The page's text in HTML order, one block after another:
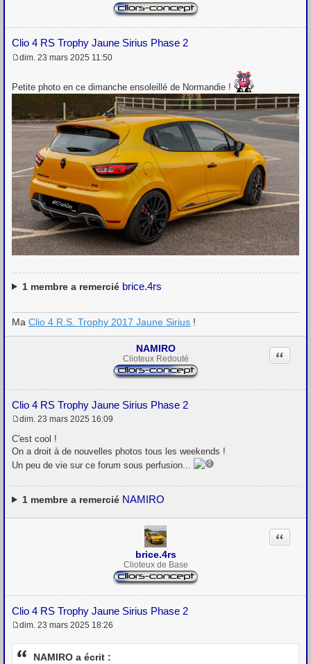
Clio 4 RS Trophy Jaune Sirius Phase 2
s
s
a
g
e
dim. 23 mars 2025 11:50
Petite photo en ce dimanche ensoleillé de Normandie !
1membre a remercié brice.4rs
Ma Clio 4 R.S. Trophy 2017 Jaune Sirius !
NAMIRO
Clioteux Redouté
Clio 4 RS Trophy Jaune Sirius Phase 2
Citation
e
s
a
e
dim. 23 mars 2025 16:09
C'est cool !
On a droit à de nouvelles photos tous les weekends !
Un peu de vie sur ce forum sous perfusion...
1membre a remercié NAMIRO
brice.4rs
Clioteux de Base
Clio 4 RS Trophy Jaune Sirius Phase 2
Citation
e
s
dim. 23 mars 2025 18:26
NAMIRO a écrit :